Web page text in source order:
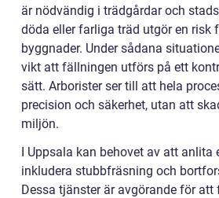
är nödvändig i trädgårdar och
döda eller farliga träd utgör en risk
byggnader. Under sådana
vikt att fällningen utförs på ett
sätt. Arborister ser till att hela
precision och säkerhet, utan att
miljön.
I Uppsala kan behovet av att anlita
inkludera stubbfräsning och
Dessa tjänster är avgörande för